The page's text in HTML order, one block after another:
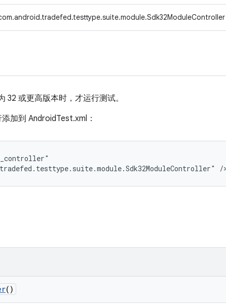
32 或更高版本时，才运行测试。
加到 AndroidTest.xml：
/
()